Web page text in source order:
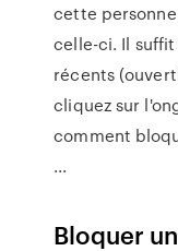
cette personne
celle-ci. Il suffit
récents
cliquez sur
comment
...
Bloquer